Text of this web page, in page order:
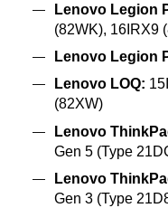
Lenovo Legion
(82WK), 16IRX9
Lenovo Legion
Lenovo LOQ:
(82XW)
Lenovo
Gen 5 (Type
Lenovo
Gen 3 (Type